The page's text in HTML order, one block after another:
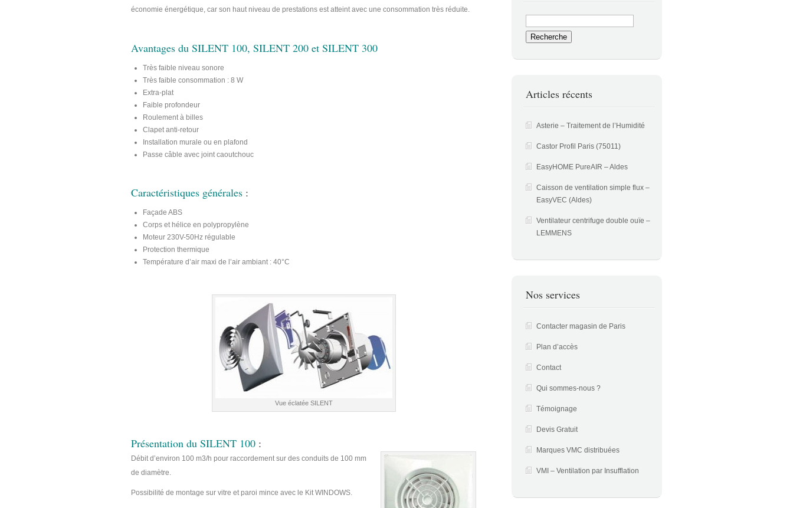
économie énergétique, car son haut niveau de prestations est atteint avec une consommation très réduite.
Avantages du SILENT 100, SILENT 200 et SILENT 300
Très faible niveau sonore
Très faible consommation : 8 W
Extra-plat
Faible profondeur
Roulement à billes
Clapet anti-retour
Installation murale ou en plafond
Passe câble avec joint caoutchouc
Caractéristiques générales :
Façade ABS
Corps et hélice en polypropylène
Moteur 230V-50Hz régulable
Protection thermique
Température d’air maxi de l’air ambiant : 40°C
Vue éclatée SILENT
Présentation du SILENT 100 :
Débit d’environ 100 m3/h pour raccordement sur des conduits de 100 mm
de diamètre.
Possibilité de montage sur vitre et paroi mince avec le Kit WINDOWS.
Articles récents
Asterie – Traitement de l’Humidité
Castor Profil Paris (75011)
EasyHOME PureAIR – Aldes
Caisson de ventilation simple flux –
EasyVEC (Aldes)
Ventilateur centrifuge double ouïe –
LEMMENS
Nos services
Contacter magasin de Paris
Plan d’accès
Contact
Qui sommes-nous ?
Témoignage
Devis Gratuit
Marques VMC distribuées
VMI – Ventilation par Insufflation